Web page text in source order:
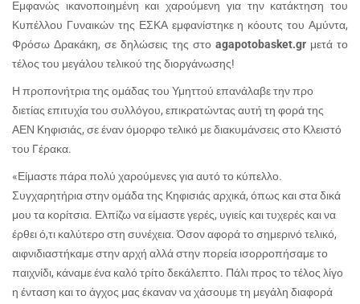
Εμφανώς ικανοποιημένη και χαρούμενη για την κατάκτηση του
Κυπέλλου Γυναικών της ΕΣΚΑ εμφανίστηκε η κόουτς του Αμύντα,
Φρόσω Δρακάκη, σε δηλώσεις της στο agapotobasket.gr μετά το
τέλος του μεγάλου τελικού της διοργάνωσης!
Η προπονήτρια της ομάδας του Υμηττού επανάλαβε την προ
διετίας επιτυχία του συλλόγου, επικρατώντας αυτή τη φορά της
ΑΕΝ Κηφισιάς, σε έναν όμορφο τελικό με διακυμάνσεις στο Κλειστό
του Γέρακα.
«Είμαστε πάρα πολύ χαρούμενες για αυτό το κύπελλο.
Συγχαρητήρια στην ομάδα της Κηφισιάς αρχικά, όπως και στα δικά
μου τα κορίτσια. Ελπίζω να είμαστε γερές, υγιείς και τυχερές και να
έρθει ό,τι καλύτερο στη συνέχεια. Όσον αφορά το σημερινό τελικό,
αιφνιδιαστήκαμε στην αρχή αλλά στην πορεία ισορροπήσαμε το
παιχνίδι, κάναμε ένα καλό τρίτο δεκάλεπτο. Πάλι προς το τέλος λίγο
η ένταση και το άγχος μας έκαναν να χάσουμε τη μεγάλη διαφορά